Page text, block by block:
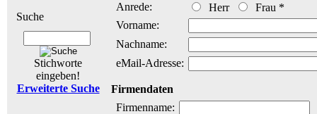
Suche
Stichworte
eingeben!
Erweiterte Suche
Anrede:
Herr Frau *
Vorname:
Nachname:
eMail-Adresse:
Firmendaten
Firmenname: